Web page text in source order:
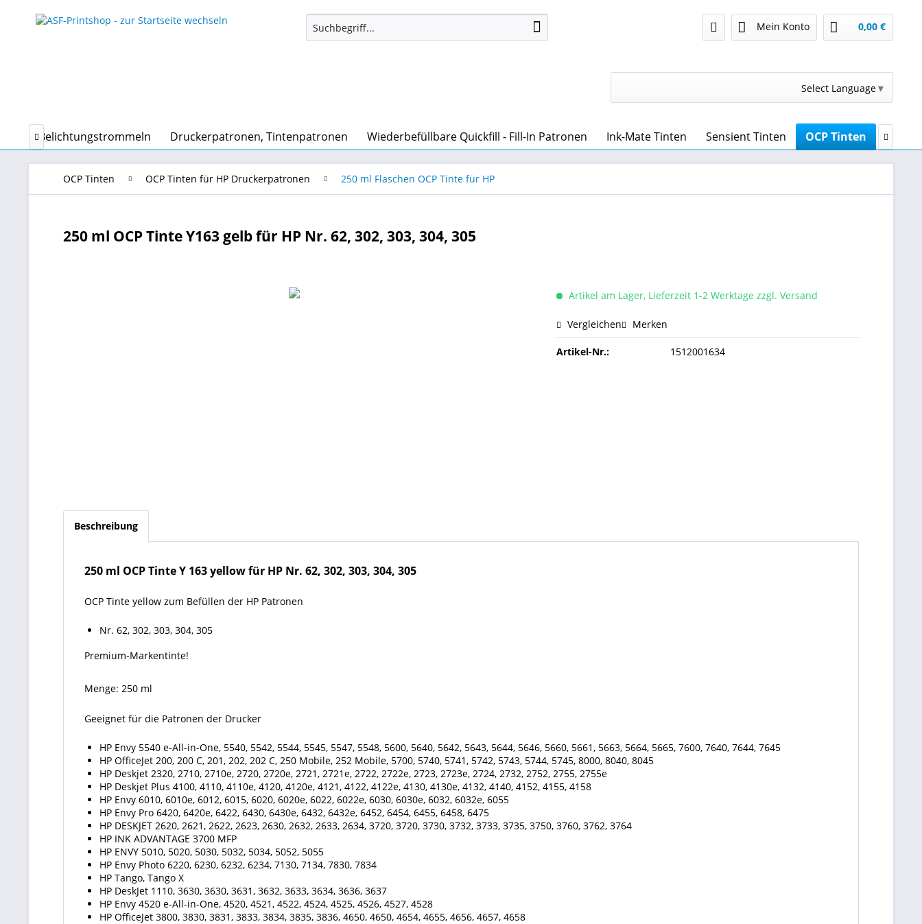
Mein Konto 0,00 €
Select Language▼
und Belichtungstrommeln Druckerpatronen, Tintenpatronen Wiederbefüllbare Quickfill - Fill-In Patronen Ink-Mate Tinten Sensient Tinten OCP Tinten
 
OCP Tinten OCP Tinten für HP Druckerpatronen 250 ml Flaschen OCP Tinte für HP
250 ml OCP Tinte Y163 gelb für HP Nr. 62, 302, 303, 304, 305
Artikel am Lager, Lieferzeit 1-2 Werktage zzgl. Versand
Vergleichen Merken
Artikel-Nr.: 1512001634
Beschreibung
250 ml OCP Tinte Y 163 yellow für HP Nr. 62, 302, 303, 304, 305
OCP Tinte yellow zum Befüllen der HP Patronen
Nr. 62, 302, 303, 304, 305
Premium-Markentinte!
Menge: 250 ml
Geeignet für die Patronen der Drucker
HP Envy 5540 e-All-in-One, 5540, 5542, 5544, 5545, 5547, 5548, 5600, 5640, 5642, 5643, 5644, 5646, 5660, 5661, 5663, 5664, 5665, 7600, 7640, 7644, 7645
HP OfficeJet 200, 200 C, 201, 202, 202 C, 250 Mobile, 252 Mobile, 5700, 5740, 5741, 5742, 5743, 5744, 5745, 8000, 8040, 8045
HP Deskjet 2320, 2710, 2710e, 2720, 2720e, 2721, 2721e, 2722, 2722e, 2723, 2723e, 2724, 2732, 2752, 2755, 2755e
HP Deskjet Plus 4100, 4110, 4110e, 4120, 4120e, 4121, 4122, 4122e, 4130, 4130e, 4132, 4140, 4152, 4155, 4158
HP Envy 6010, 6010e, 6012, 6015, 6020, 6020e, 6022, 6022e, 6030, 6030e, 6032, 6032e, 6055
HP Envy Pro 6420, 6420e, 6422, 6430, 6430e, 6432, 6432e, 6452, 6454, 6455, 6458, 6475
HP DESKJET 2620, 2621, 2622, 2623, 2630, 2632, 2633, 2634, 3720, 3720, 3730, 3732, 3733, 3735, 3750, 3760, 3762, 3764
HP INK ADVANTAGE 3700 MFP
HP ENVY 5010, 5020, 5030, 5032, 5034, 5052, 5055
HP Envy Photo 6220, 6230, 6232, 6234, 7130, 7134, 7830, 7834
HP Tango, Tango X
HP DeskJet 1110, 3630, 3630, 3631, 3632, 3633, 3634, 3636, 3637
HP Envy 4520 e-All-in-One, 4520, 4521, 4522, 4524, 4525, 4526, 4527, 4528
HP OfficeJet 3800, 3830, 3831, 3833, 3834, 3835, 3836, 4650, 4650, 4654, 4655, 4656, 4657, 4658